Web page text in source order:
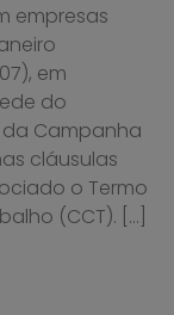
empresas
em
do
Campanha
cláusulas
o Termo
(CCT). […]